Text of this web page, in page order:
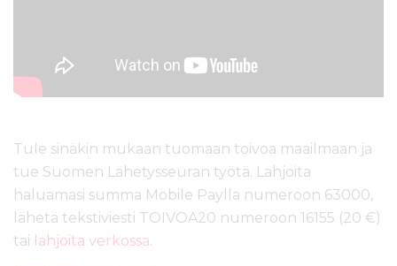
Tule sinäkin mukaan tuomaan toivoa maailmaan ja
tue Suomen Lähetysseuran työtä. Lahjoita
haluamasi summa Mobile Paylla numeroon 63000,
lähetä tekstiviesti TOIVOA20 numeroon 16155 (20 €)
tai lahjoita verkossa.